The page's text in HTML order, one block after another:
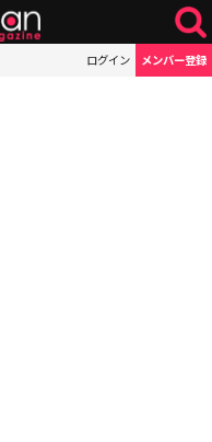
ログイン メンバー登録